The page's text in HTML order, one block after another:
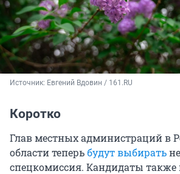
Источник: Евгений Вдовин / 161.RU
Коротко
Глав местных администраций в
области теперьбудут выбирать
спецкомиссия. Кандидаты также